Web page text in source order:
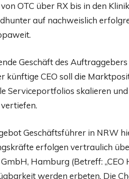
OTC über RX bis in den
auf nachweislich
Geschäft des
künftige CEO soll die
Serviceportfolios skalieren
Geschäftsführer in NRW
erfolgen vertraulich
Hamburg (Betreff: „CEO
werden erbeten. Die